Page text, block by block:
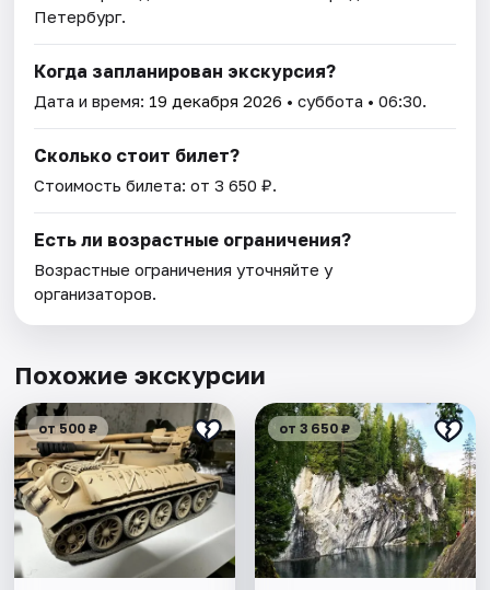
Петербург.
Когда запланирован экскурсия?
Дата и время: 19 декабря 2026 • суббота • 06:30.
Сколько стоит билет?
Стоимость билета: от 3 650 ₽.
Есть ли возрастные ограничения?
Возрастные ограничения уточняйте у
организаторов.
Похожие экскурсии
от 500 ₽ от 3 650 ₽